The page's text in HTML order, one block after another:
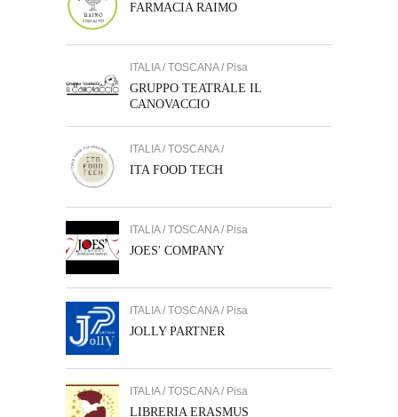
FARMACIA RAIMO
ITALIA / TOSCANA / Pisa
GRUPPO TEATRALE IL
CANOVACCIO
ITALIA / TOSCANA /
ITA FOOD TECH
ITALIA / TOSCANA / Pisa
JOES' COMPANY
ITALIA / TOSCANA / Pisa
JOLLY PARTNER
ITALIA / TOSCANA / Pisa
LIBRERIA ERASMUS